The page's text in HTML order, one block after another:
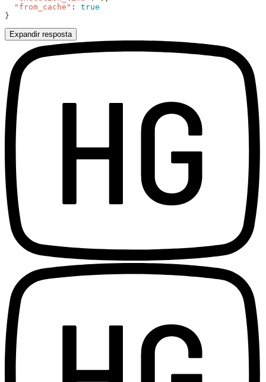
  "from_cache"
:
Expandir resposta